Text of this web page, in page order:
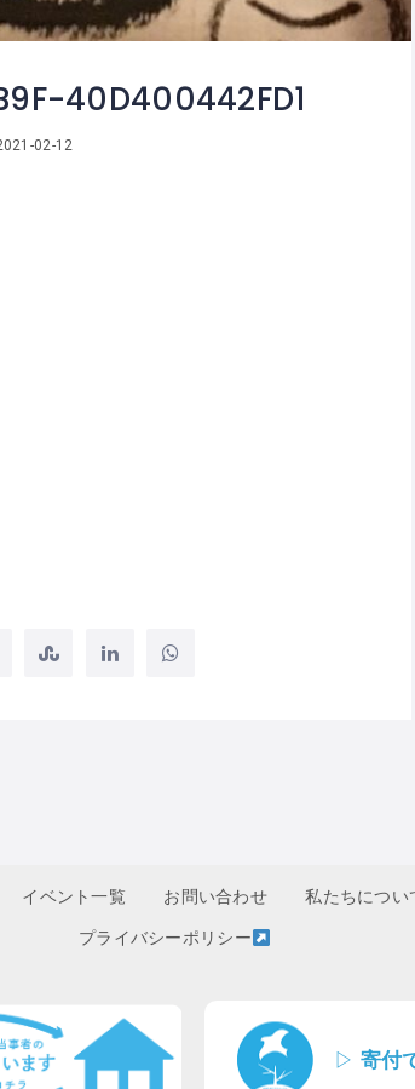
40D400442FD1
02-12
イベント一覧 お問い合わせ 私たちについ
プライバシーポリシー
▷ 寄付